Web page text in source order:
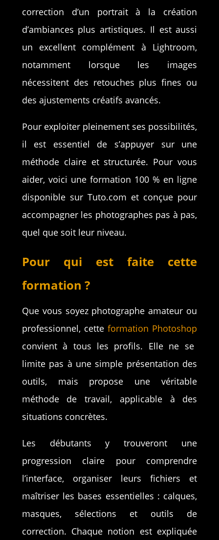
correction d’un portrait à la création
d’ambiances plus artistiques. Il est aussi
un excellent complément à Lightroom,
notamment lorsque les images
nécessitent des retouches plus fines ou
des ajustements créatifs avancés.
Pour exploiter pleinement ses possibilités,
il est essentiel de s’appuyer sur une
méthode claire et structurée. Pour vous
aider, voici une formation 100 % en ligne
disponible sur Tuto.com et conçue pour
accompagner les photographes pas à pas,
quel que soit leur niveau.
Pour qui est faite cette
formation ?
Que vous soyez photographe amateur ou
professionnel, cetteformation Photoshop
convient à tous les profils. Elle ne se
limite pas à une simple présentation des
outils, mais propose une véritable
méthode de travail, applicable à des
situations concrètes.
Les débutants y trouveront une
progression claire pour comprendre
l’interface, organiser leurs fichiers et
maîtriser les bases essentielles : calques,
masques, sélections et outils de
correction. Chaque notion est expliquée